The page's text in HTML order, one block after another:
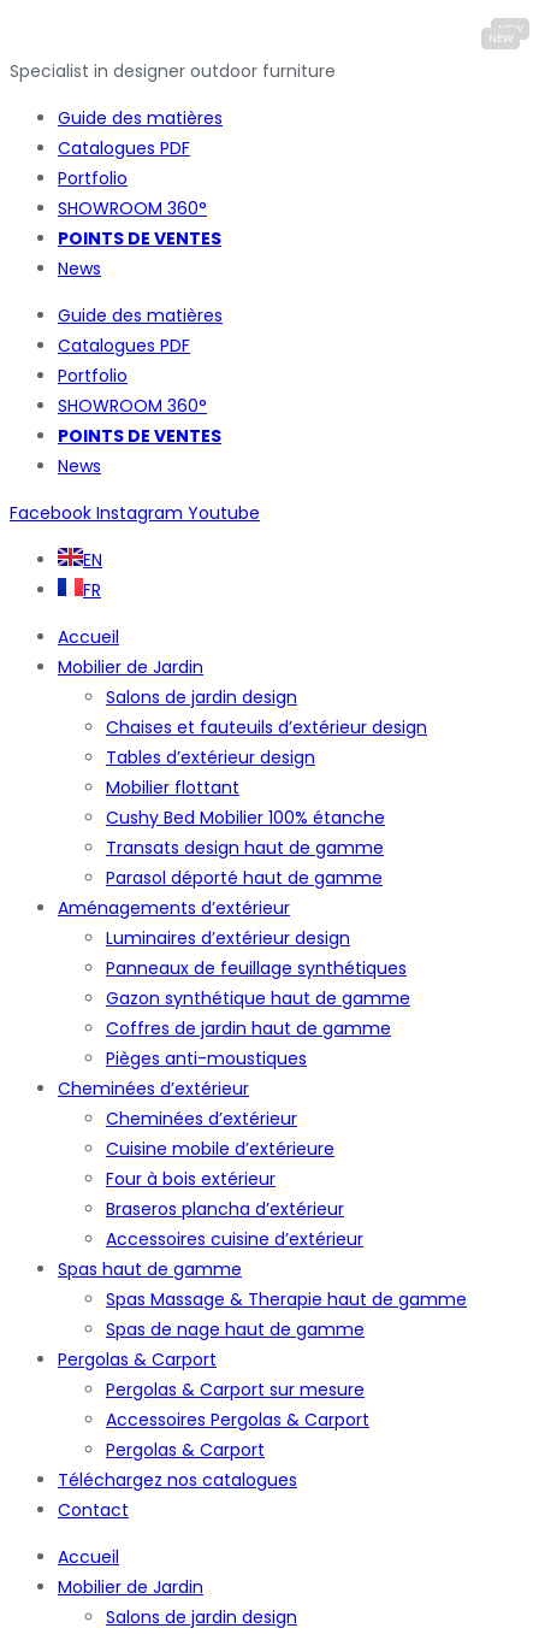
Specialist in designer outdoor furniture
Guide des matières
Catalogues PDF
Portfolio
SHOWROOM 360°
POINTS DE VENTES
News
Guide des matières
Catalogues PDF
Portfolio
SHOWROOM 360°
POINTS DE VENTES
News
Facebook Instagram Youtube
EN
FR
Accueil
Mobilier de Jardin
Salons de jardin design
Chaises et fauteuils d’extérieur design
Tables d’extérieur design
Mobilier flottant
Cushy Bed Mobilier 100% étanche
Transats design haut de gamme
Parasol déporté haut de gamme
Aménagements d’extérieur
Luminaires d’extérieur design
Panneaux de feuillage synthétiques
Gazon synthétique haut de gamme
Coffres de jardin haut de gamme
Pièges anti-moustiques
Cheminées d’extérieur
Cheminées d’extérieur
Cuisine mobile d’extérieure
Four à bois extérieur
Braseros plancha d’extérieur
Accessoires cuisine d’extérieur
Spas haut de gamme
Spas Massage & Therapie haut de gamme
Spas de nage haut de gamme
Pergolas & Carport
Pergolas & Carport sur mesure
Accessoires Pergolas & Carport
Pergolas & Carport
Téléchargez nos catalogues
Contact
Accueil
Mobilier de Jardin
Salons de jardin design